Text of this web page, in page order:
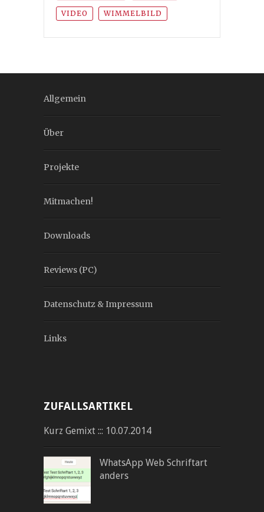
VIDEO WIMMELBILD
Allgemein
Über
Projekte
Mitmachen!
Downloads
Reviews (PC)
Datenschutz & Impressum
Links
ZUFALLSARTIKEL
Kurz Gemixt ::: 10.07.2014
WhatsApp Web Schriftart
anders